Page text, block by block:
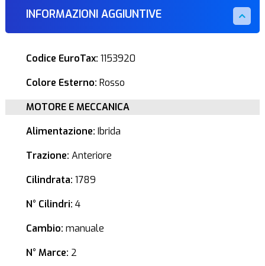
INFORMAZIONI AGGIUNTIVE
Codice EuroTax: 1153920
Colore Esterno: Rosso
MOTORE E MECCANICA
Alimentazione: Ibrida
Trazione: Anteriore
Cilindrata: 1789
N° Cilindri: 4
Cambio: manuale
N° Marce: 2